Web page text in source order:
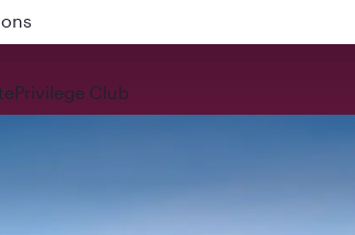
Privilege Club